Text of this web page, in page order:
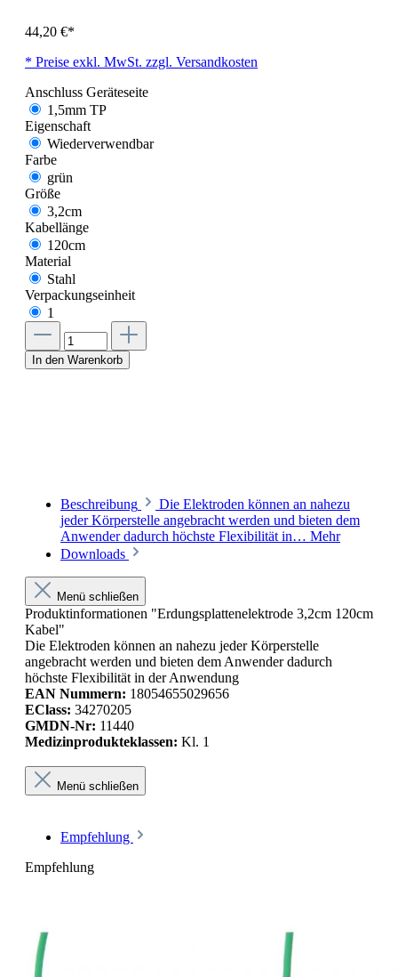
44,20 €*
* Preise exkl. MwSt. zzgl. Versandkosten
Anschluss Geräteseite
1,5mm TP
Eigenschaft
Wiederverwendbar
Farbe
grün
Größe
3,2cm
Kabellänge
120cm
Material
Stahl
Verpackungseinheit
1
In den Warenkorb
Beschreibung
Die Elektroden können an nahezu
jeder Körperstelle angebracht werden und bieten dem
Anwender dadurch höchste Flexibilität in… Mehr
Downloads
Menü schließen
Produktinformationen "Erdungsplattenelektrode 3,2cm 120cm
Kabel"
Die Elektroden können an nahezu jeder Körperstelle
angebracht werden und bieten dem Anwender dadurch
höchste Flexibilität in der Anwendung
EAN Nummern: 18054655029656
EClass: 34270205
GMDN-Nr: 11440
Medizinprodukteklassen: Kl. 1
Menü schließen
Empfehlung
Empfehlung